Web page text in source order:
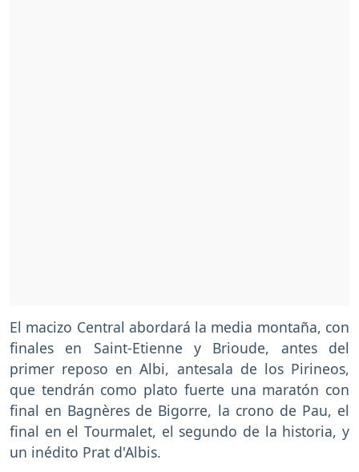
El macizo Central abordará la media montaña, con
finales en Saint-Etienne y Brioude, antes del
primer reposo en Albi, antesala de los Pirineos,
que tendrán como plato fuerte una maratón con
final en Bagnères de Bigorre, la crono de Pau, el
final en el Tourmalet, el segundo de la historia, y
un inédito Prat d'Albis.